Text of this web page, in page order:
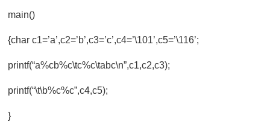
main()
{char c1=’a’,c2=’b’,c3=’c’,c4=’\101’,c5=’\116’;
printf(“a%cb%c\tc%c\tabc\n”,c1,c2,c3);
printf(“\t\b%c%c”,c4,c5);
}